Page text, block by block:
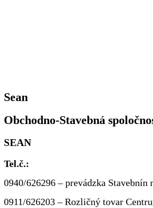
Sean
Obchodno-Stavebná
SEAN
Tel.č.:
0940/626296 – prevádzka Stavebnín
0911/626203 – Rozličný tovar